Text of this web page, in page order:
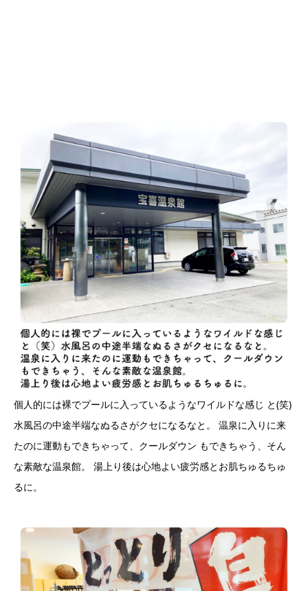
個人的には裸でプールに入っているようなワイルドな感じ と(笑)
水風呂の中途半端なぬるさがクセになるなと。 温泉に入りに来
たのに運動もできちゃって、クールダウン もできちゃう、そん
な素敵な温泉館。 湯上り後は心地よい疲労感とお肌ちゅるちゅ
るに。